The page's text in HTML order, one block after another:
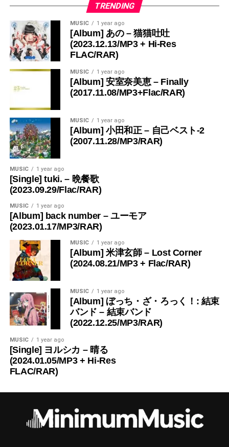
TRENDING
MUSIC 1 year ago
[Album] あの – 猫猫吐吐
(2023.12.13/MP3 + Hi-Res
FLAC/RAR)
MUSIC 1 year ago
[Album] 安室奈美恵 – Finally
(2017.11.08/MP3+Flac/RAR)
MUSIC 1 year ago
[Album] 小田和正 – 自己ベスト-2
(2007.11.28/MP3/RAR)
MUSIC 1 year ago
[Single] tuki. – 晩餐歌
(2023.09.29/Flac/RAR)
MUSIC 1 year ago
[Album] back number – ユーモア
(2023.01.17/MP3/RAR)
MUSIC 1 year ago
[Album] 米津玄師 – Lost Corner
(2024.08.21/MP3 + Flac/RAR)
MUSIC 1 year ago
[Album] ぼっち・ざ・ろっく！: 結束
バンド – 結束バンド
(2022.12.25/MP3/RAR)
MUSIC 1 year ago
[Single] ヨルシカ – 晴る
(2024.01.05/MP3 + Hi-Res
FLAC/RAR)